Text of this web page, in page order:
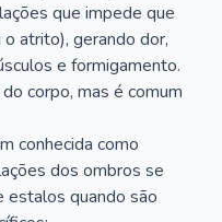
que impede que
atrito), gerando dor,
e formigamento.
corpo, mas é comum
conhecida como
dos ombros se
estalos quando são